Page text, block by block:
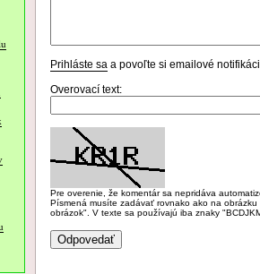
Prihláste sa a povoľte si emailové
Overovací text:
Pre overenie, že komentár sa nepridáva
Písmená musíte zadávať rovnako ako na
obrázok". V texte sa používajú iba znaky